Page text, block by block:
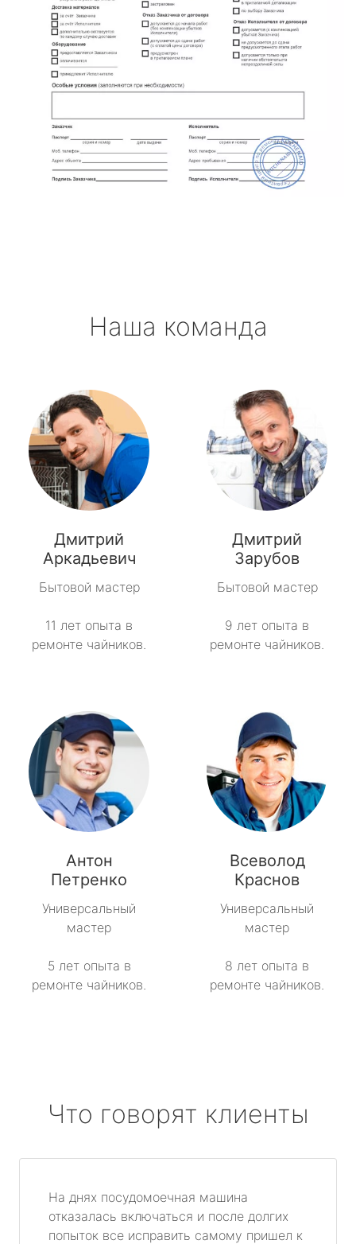
Наша команда
Дмитрий
Аркадьевич
Бытовой мастер
11 лет опыта в
ремонте чайников.
Дмитрий
Зарубов
Бытовой мастер
9 лет опыта в
ремонте чайников.
Антон
Петренко
Универсальный
мастер
5 лет опыта в
ремонте чайников.
Всеволод
Краснов
Универсальный
мастер
8 лет опыта в
ремонте чайников.
Что говорят клиенты
На днях посудомоечная машина
отказалась включаться и после долгих
попыток все исправить самому пришел к